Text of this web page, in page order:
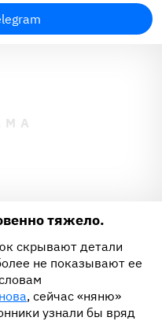
тяжело.
скрывают детали
не показывают ее
, сейчас «няню»
узнали бы вряд